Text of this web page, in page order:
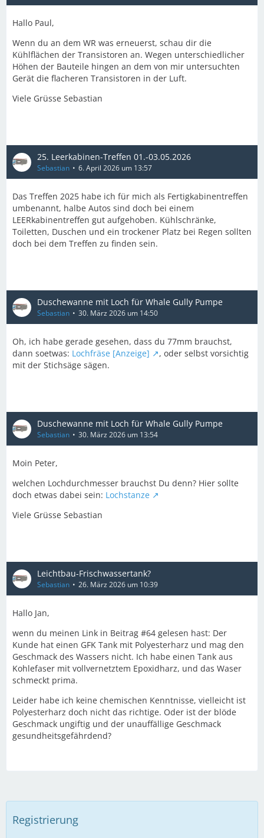
Hallo Paul,
Wenn du an dem WR was erneuerst, schau dir die
Kühlflächen der Transistoren an. Wegen unterschiedlicher
Höhen der Bauteile hingen an dem von mir untersuchten
Gerät die flacheren Transistoren in der Luft.
Viele Grüsse Sebastian
25. Leerkabinen-Treffen 01.-03.05.2026
Sebastian 6. April 2026 um 13:57
Das Treffen 2025 habe ich für mich als Fertigkabinentreffen
umbenannt, halbe Autos sind doch bei einem
LEERkabinentreffen gut aufgehoben. Kühlschränke,
Toiletten, Duschen und ein trockener Platz bei Regen sollten
doch bei dem Treffen zu finden sein.
Duschewanne mit Loch für Whale Gully Pumpe
Sebastian 30. März 2026 um 14:50
Oh, ich habe gerade gesehen, dass du 77mm brauchst,
dann soetwas: Lochfräse [Anzeige]
, oder selbst vorsichtig
mit der Stichsäge sägen.
Duschewanne mit Loch für Whale Gully Pumpe
Sebastian 30. März 2026 um 13:54
Moin Peter,
welchen Lochdurchmesser brauchst Du denn? Hier sollte
doch etwas dabei sein: Lochstanze
Viele Grüsse Sebastian
Leichtbau-Frischwassertank?
Sebastian 26. März 2026 um 10:39
Hallo Jan,
wenn du meinen Link in Beitrag #64 gelesen hast: Der
Kunde hat einen GFK Tank mit Polyesterharz und mag den
Geschmack des Wassers nicht. Ich habe einen Tank aus
Kohlefaser mit vollvernetztem Epoxidharz, und das Waser
schmeckt prima.
Leider habe ich keine chemischen Kenntnisse, vielleicht ist
Polyesterharz doch nicht das richtige. Oder ist der blöde
Geschmack ungiftig und der unauffällige Geschmack
gesundheitsgefährdend?
Registrierung